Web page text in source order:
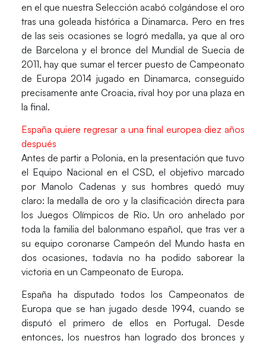
en el que nuestra Selección acabó colgándose el oro
tras una goleada histórica a Dinamarca. Pero en tres
de las seis ocasiones se logró medalla, ya que al oro
de Barcelona y el bronce del Mundial de Suecia de
2011, hay que sumar el tercer puesto deCampeonato
de Europa 2014 jugado en Dinamarca, conseguido
precisamente ante Croacia, rival hoy por una plaza en
la final.
España quiere regresar a una final europea diez años
después
Antes de partir a Polonia, en la presentación que tuvo
el Equipo Nacional en el CSD, el objetivo marcado
por Manolo Cadenas y sus hombres quedó muy
claro: la medalla de oro y la clasificación directa para
los Juegos Olímpicos de Río. Un oro anhelado por
toda la familia del balonmano español, que tras ver a
su equipo coronarse Campeón del Mundo hasta en
dos ocasiones, todavía no ha podido saborear la
victoria en un Campeonato de Europa.
España ha disputado todos losCampeonatos de
Europa que se han jugado desde 1994, cuando se
disputó el primero de ellos en Portugal. Desde
entonces, los nuestros han logrado dos bronces y